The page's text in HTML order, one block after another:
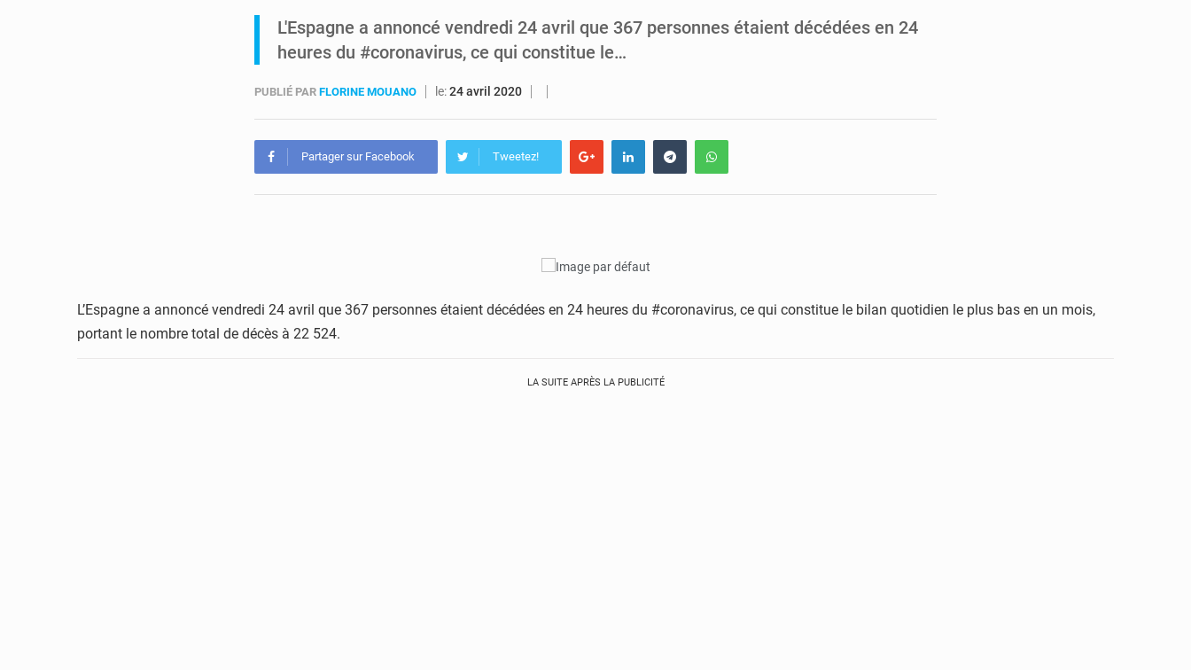
L'Espagne a annoncé vendredi 24 avril que 367 personnes étaient décédées en 24
heures du #coronavirus, ce qui constitue le…
PUBLIÉ PAR FLORINE MOUANO le:24 avril 2020
Partager sur Facebook Tweetez!
L’Espagne a annoncé vendredi 24 avril que 367 personnes étaient décédées en 24 heures du #coronavirus, ce qui constitue le bilan quotidien le plus bas en un mois,
portant le nombre total de décès à 22 524.
LA SUITE APRÈS LA PUBLICITÉ